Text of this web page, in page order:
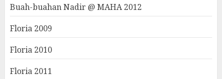
Buah-buahan Nadir @ MAHA 2012
Floria 2009
Floria 2010
Floria 2011